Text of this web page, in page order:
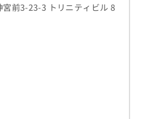
前3-23-3 トリニティビル 8